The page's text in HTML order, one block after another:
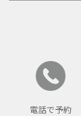
電話で予約